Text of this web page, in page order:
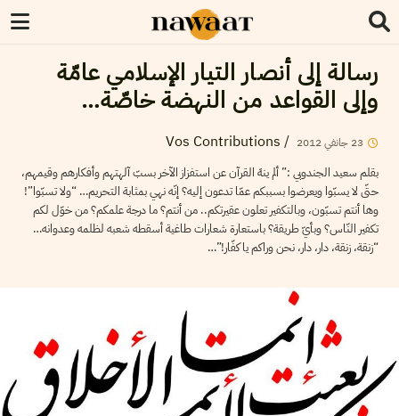
رسالة إلى أنصار التيار الإسلامي عامّة
وإلى القواعد من النهضة خاصّة…
23 جانفي2012
/
Vos Contributions
بقلم سعيد الجندوبي :” ألم ينهَ القرآن عن استفزاز الآخر بسبّ آلهتهم وأفكارهم وقيمهم،
حتّى لا يسبّوا ويعرضوا بسببكم عمّا تدعون إليه؟ إنّه نهي بمثابة التحريم… “ولا تسبّوا”!
وها أنتم تسبّون، وبالتكفير تعلون عقيرتكم.. من أنتم؟ ما درجة علمكم؟ من خوّل لكم
تكفير النّاس؟ وبأيّ طريقة؟ باستعارة شعارات طاغية أسقطه شعبه لظلمه وعدوانه…
“زنقة، زنقة، دار، دار، نحن وراكم يا كفّار!”…